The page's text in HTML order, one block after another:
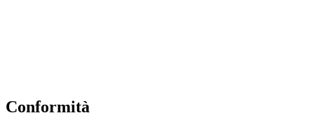
Conformità